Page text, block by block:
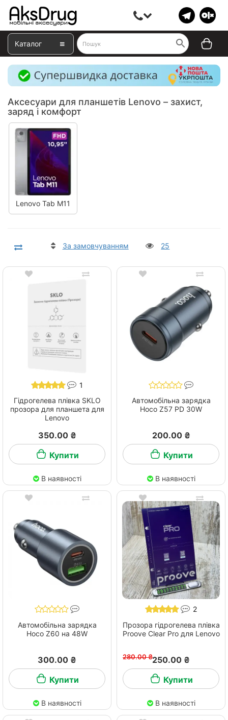
Каталог
Аксесуари для планшетів Lenovo – захист,
заряд і комфорт
Lenovo Tab M11
За замовчуванням 25
1
Гідрогелева плівка SKLO
прозора для планшета для
Lenovo
350.00 ₴
Купити
В наявності
Автомобільна зарядка
Hoco Z57 PD 30W
200.00 ₴
Купити
В наявності
Автомобільна зарядка
Hoco Z60 на 48W
300.00 ₴
Купити
В наявності
2
Прозора гідрогелева плівка
Proove Clear Pro для Lenovo
280.00 ₴250.00 ₴
Купити
В наявності